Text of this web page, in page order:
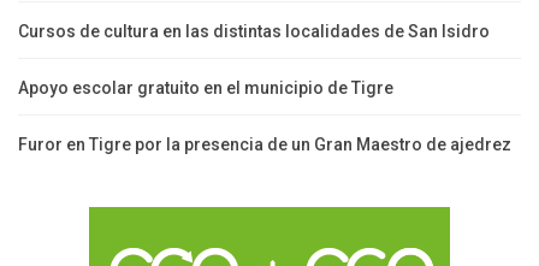
Cursos de cultura en las distintas localidades de San Isidro
Apoyo escolar gratuito en el municipio de Tigre
Furor en Tigre por la presencia de un Gran Maestro de ajedrez